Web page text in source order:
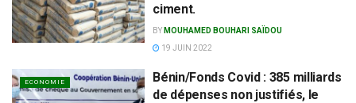
ciment.
BY MOUHAMED BOUHARI SAÏDOU
19 JUIN 2022
ECONOMIE
Bénin/Fonds Covid : 385 milliards
de dépenses non justifiés, le